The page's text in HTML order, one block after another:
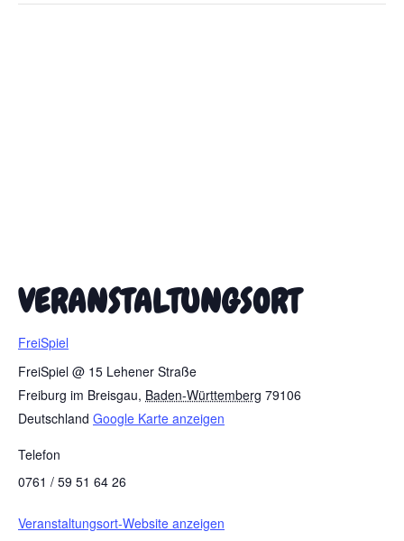
VERANSTALTUNGSORT
FreiSpiel
FreiSpiel @ 15 Lehener Straße
Freiburg im Breisgau, Baden-Württemberg 79106
Deutschland Google Karte anzeigen
Telefon
0761 / 59 51 64 26
Veranstaltungsort-Website anzeigen